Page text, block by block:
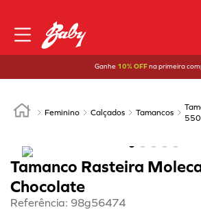
Ganhe 10% OFFna primeira
Feminino Calçados Tamancos
Tamanco Rasteira
Chocolate
Referência: 98g56474